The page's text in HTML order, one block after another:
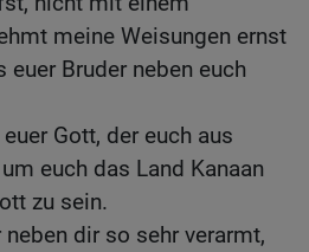
meine Weisungen ernst
Bruder neben euch
Gott, der euch aus
euch das Land Kanaan
zu sein.
dir so sehr verarmt,